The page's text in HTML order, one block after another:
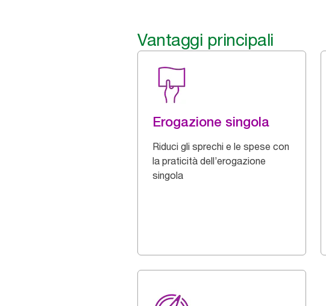
Vantaggi principali
Erogazione singola
Riduci gli sprechi e le spese con
la praticità dell’erogazione
singola